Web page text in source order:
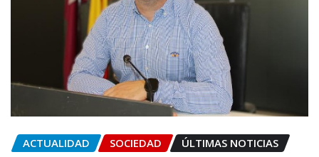
ACTUALIDAD SOCIEDAD ÚLTIMAS NOTICIAS